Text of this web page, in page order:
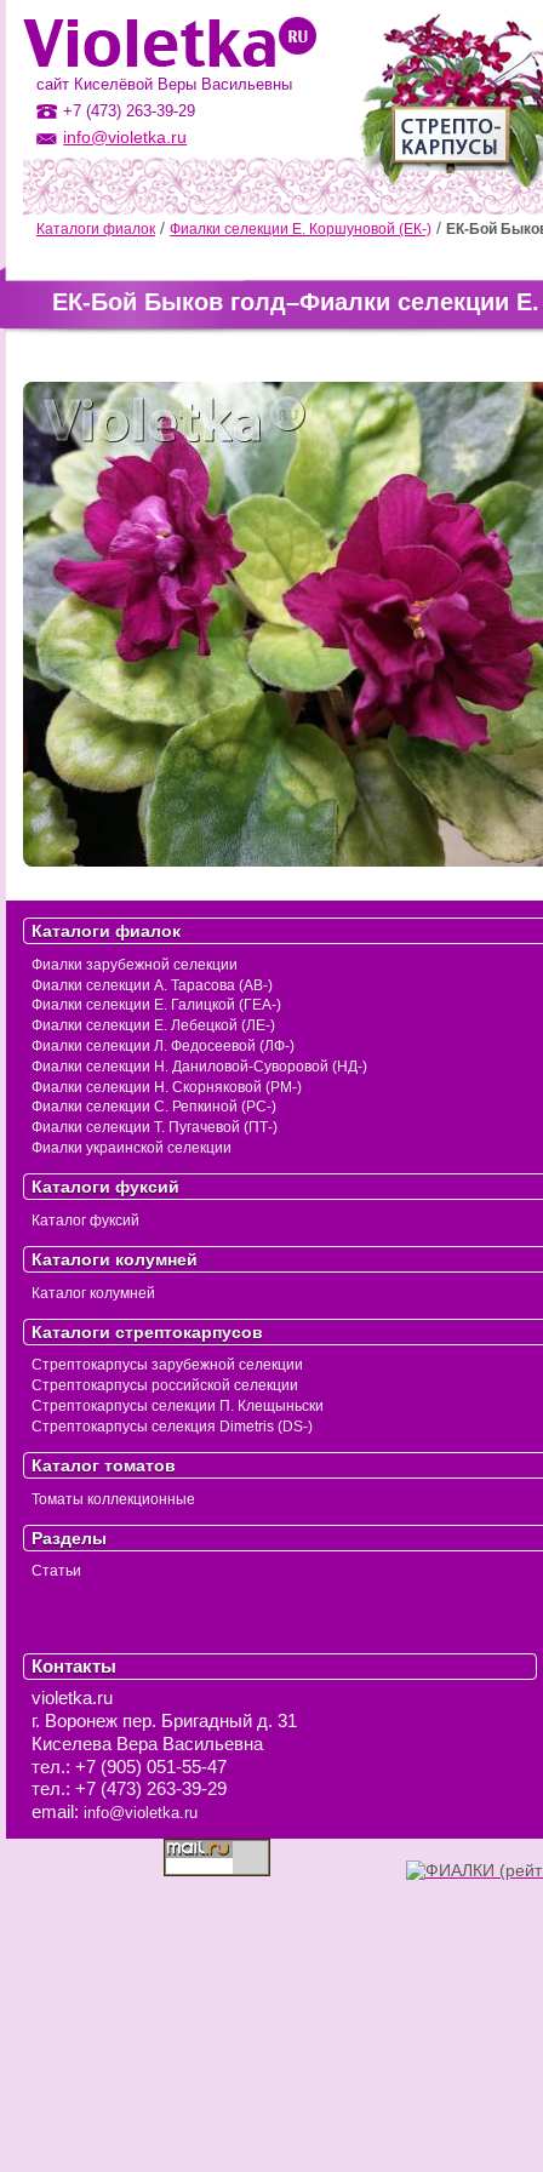
сайт Киселёвой Веры Васильевны
+7 (473) 263-39-29
info@violetka.ru
Каталоги фиалок Фиалки селекции Е. Коршуновой (ЕК-) ЕК-Бой
ЕК-Бой Быков голд–Фиалки селекции
Каталоги фиалок
Фиалки зарубежной селекции
Фиалки селекции А. Тарасова (АВ-)
Фиалки селекции Е. Галицкой (ГЕА-)
Фиалки селекции Е. Лебецкой (ЛЕ-)
Фиалки селекции Л. Федосеевой (ЛФ-)
Фиалки селекции Н. Даниловой-Суворовой (НД-)
Фиалки селекции Н. Скорняковой (РМ-)
Фиалки селекции С. Репкиной (РС-)
Фиалки селекции Т. Пугачевой (ПТ-)
Фиалки украинской селекции
Каталоги фуксий
Каталог фуксий
Каталоги колумней
Каталог колумней
Каталоги стрептокарпусов
Стрептокарпусы зарубежной селекции
Стрептокарпусы российской селекции
Стрептокарпусы селекции П. Клещыньски
Стрептокарпусы селекция Dimetris (DS-)
Каталог томатов
Томаты коллекционные
Разделы
Статьи
Контакты
violetka.ru
г. Воронеж пер. Бригадный д. 31
Киселева Вера Васильевна
тел.: +7 (905) 051-55-47
тел.: +7 (473) 263-39-29
email: info@violetka.ru